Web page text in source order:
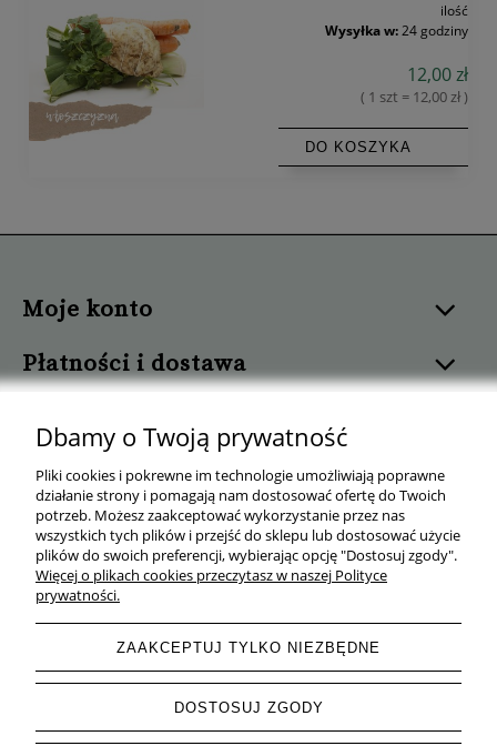
ilość
Wysyłka w:24 godziny
12,00 zł
( 1 szt = 12,00 zł )
DO KOSZYKA
Moje konto
Płatności i dostawa
Pomoc
O nas
| ul. Mrówcza 165C, 04-768 Warszawa | NIP:
527 241 56 11 | Tel.+48 577 143 160| e-mail:
wygodnywarzywniak@gmail.com
Dbamy o Twoją prywatność
Pliki cookies i pokrewne im technologie umożliwiają poprawne
działanie strony i pomagają nam dostosować ofertę do Twoich
potrzeb. Możesz zaakceptować wykorzystanie przez nas
wszystkich tych plików i przejść do sklepu lub dostosować użycie
plików do swoich preferencji, wybierając opcję "Dostosuj zgody".
Więcej o plikach cookies przeczytasz w naszej Polityce
prywatności.
ZAAKCEPTUJ TYLKO NIEZBĘDNE
DOSTOSUJ ZGODY